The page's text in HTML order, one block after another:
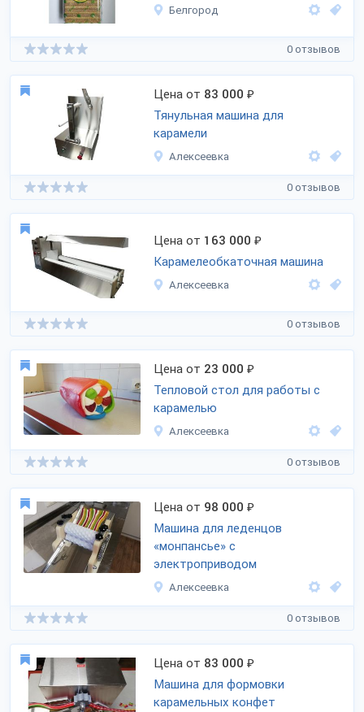
Белгород
0 отзывов
Цена от 83 000 ₽
Тянульная машина для
карамели
Алексеевка
0 отзывов
Цена от 163 000 ₽
Карамелеобкаточная машина
Алексеевка
0 отзывов
Цена от 23 000 ₽
Тепловой стол для работы с
карамелью
Алексеевка
0 отзывов
Цена от 98 000 ₽
Машина для леденцов
«монпансье» с
электроприводом
Алексеевка
0 отзывов
Цена от 83 000 ₽
Машина для формовки
карамельных конфет